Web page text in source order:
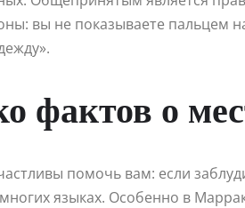
вы не показываете
фактов о
помочь вам: если
языках. Особенно в